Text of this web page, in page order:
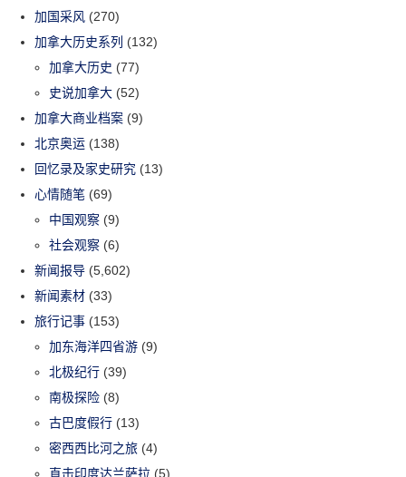
加国采风 (270)
加拿大历史系列 (132)
加拿大历史 (77)
史说加拿大 (52)
加拿大商业档案 (9)
北京奥运 (138)
回忆录及家史研究 (13)
心情随笔 (69)
中国观察 (9)
社会观察 (6)
新闻报导 (5,602)
新闻素材 (33)
旅行记事 (153)
加东海洋四省游 (9)
北极纪行 (39)
南极探险 (8)
古巴度假行 (13)
密西西比河之旅 (4)
直击印度达兰萨拉 (5)